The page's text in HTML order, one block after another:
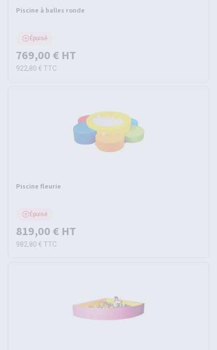
Piscine à balles ronde
Épuisé
769,00 € HT
922,80 € TTC
Piscine fleurie
Épuisé
819,00 € HT
982,80 € TTC